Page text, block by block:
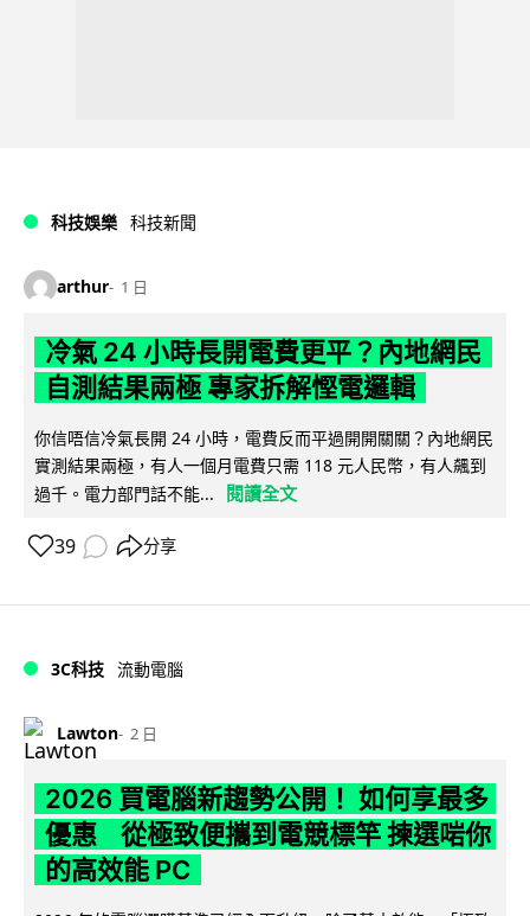
科技娛樂 科技新聞
arthur 1 日
冷氣 24 小時長開電費更平？內地網民
自測結果兩極 專家拆解慳電邏輯
你信唔信冷氣長開 24 小時，電費反而平過開開關關？內地網民
實測結果兩極，有人一個月電費只需 118 元人民幣，有人飆到
過千。電力部門話不能...
閱讀全文
39 分享
3C科技 流動電腦
Lawton 2 日
2026 買電腦新趨勢公開！ 如何享最多
優惠 從極致便攜到電競標竿 揀選啱你
的高效能 PC